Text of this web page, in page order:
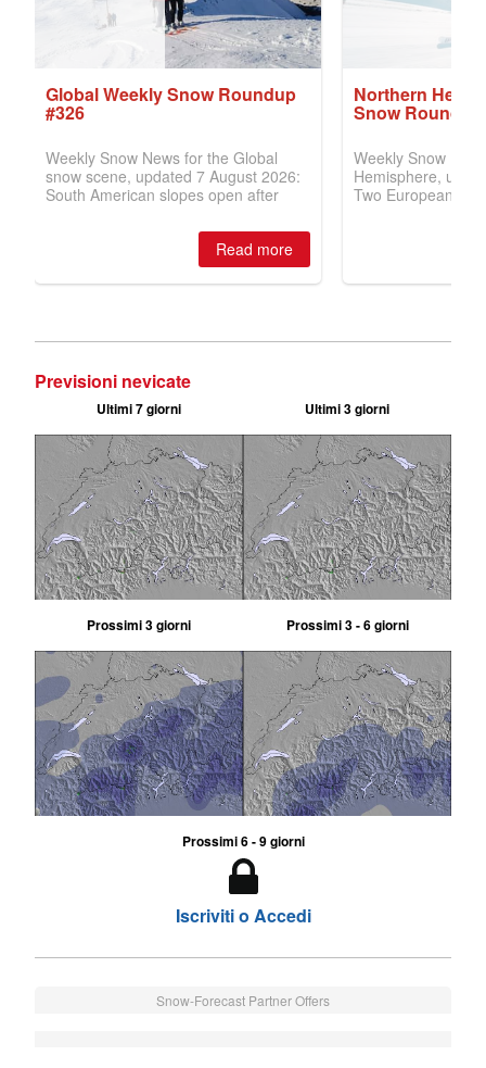
Previsioni nevicate
Ultimi 7 giorni Ultimi 3 giorni
Prossimi 3 giorni Prossimi 3 - 6 giorni
Prossimi 6 - 9 giorni
Iscriviti o Accedi
Snow-Forecast Partner Offers